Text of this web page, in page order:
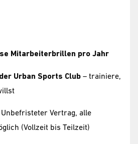
Mitarbeiterbrillen pro Jahr
Urban Sports Club – trainiere,
Unbefristeter Vertrag, alle
(Vollzeit bis Teilzeit)